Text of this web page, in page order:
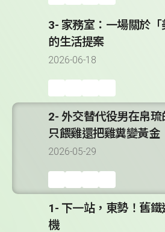
3- 家務室：一場關於「
的生活提案
2026-06-18
2- 外交替代役男在帛
只餵雞還把雞糞變黃金
2026-05-29
1- 下一站，東勢！舊
機